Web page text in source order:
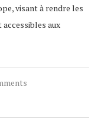
visant à rendre les
aux